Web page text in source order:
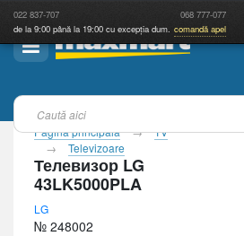
022 837-707 068 777-077
de la 9:00 până la 19:00 cu excepția dum. comandă apel
Pagina principală
TV
Televizoare
Телевизор LG
43LK5000PLA
LG
№ 248002